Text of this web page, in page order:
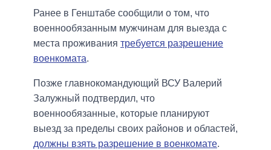
Ранее в Генштабе сообщили о том, что
военнообязанным мужчинам для выезда с
места проживания требуется разрешение
военкомата.
Позже главнокомандующий ВСУ Валерий
Залужный подтвердил, что
военнообязанные, которые планируют
выезд за пределы своих районов и областей,
должны взять разрешение в военкомате.